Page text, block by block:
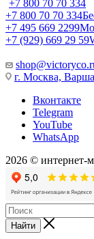
+7 800 70 70 334
+7 800 70 70 334
+7 495 669 2299
+7 (929) 669 29 59
г. Москва,
Вконтакте
Telegram
YouTube
WhatsApp
2026 ©
Найти